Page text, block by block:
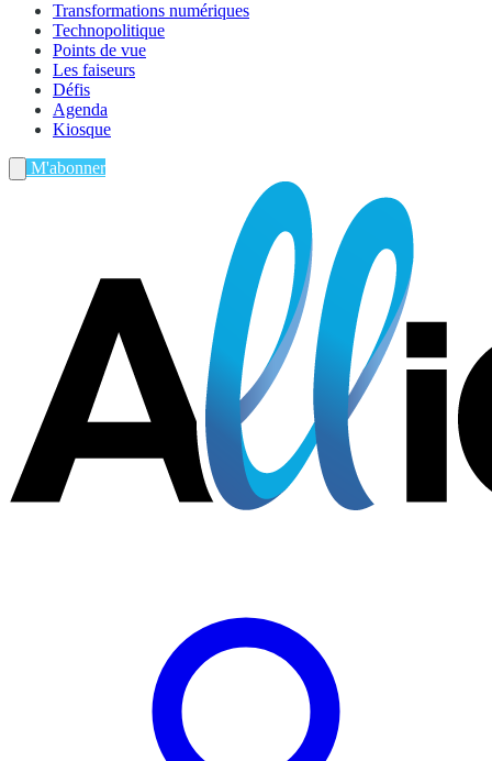
Transformations numériques
Technopolitique
Points de vue
Les faiseurs
Défis
Agenda
Kiosque
M'abonner